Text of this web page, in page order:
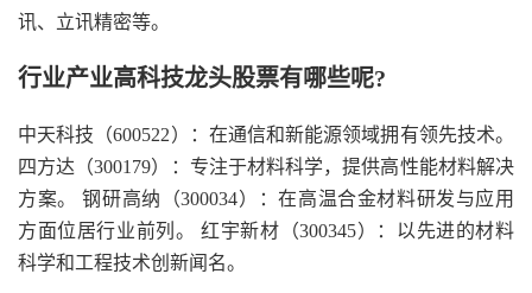
讯、立讯精密等。
行业产业高科技龙头股票有哪些呢?
中天科技（600522）：在通信和新能源领域拥有领先技术。
四方达（300179）：专注于材料科学，提供高性能材料解决
方案。 钢研高纳（300034）：在高温合金材料研发与应用
方面位居行业前列。 红宇新材（300345）：以先进的材料
科学和工程技术创新闻名。